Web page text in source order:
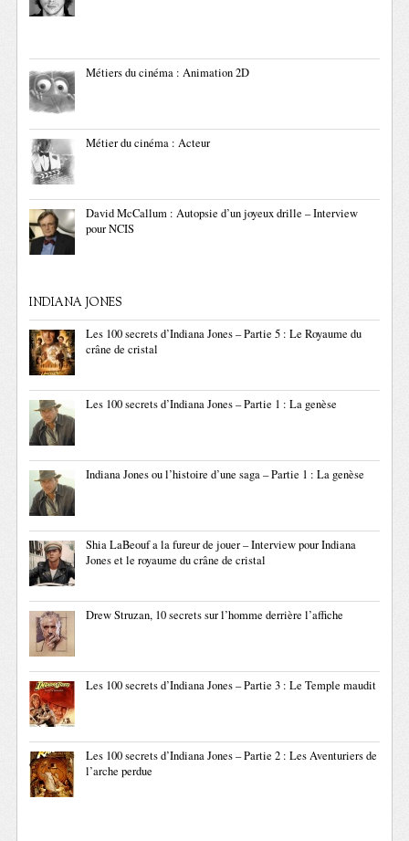
Métiers du cinéma : Animation 2D
Métier du cinéma : Acteur
David McCallum : Autopsie d’un joyeux drille – Interview
pour NCIS
INDIANA JONES
Les 100 secrets d’Indiana Jones – Partie 5 : Le Royaume du
crâne de cristal
Les 100 secrets d’Indiana Jones – Partie 1 : La genèse
Indiana Jones ou l’histoire d’une saga – Partie 1 : La genèse
Shia LaBeouf a la fureur de jouer – Interview pour Indiana
Jones et le royaume du crâne de cristal
Drew Struzan, 10 secrets sur l’homme derrière l’affiche
Les 100 secrets d’Indiana Jones – Partie 3 : Le Temple maudit
Les 100 secrets d’Indiana Jones – Partie 2 : Les Aventuriers de
l’arche perdue